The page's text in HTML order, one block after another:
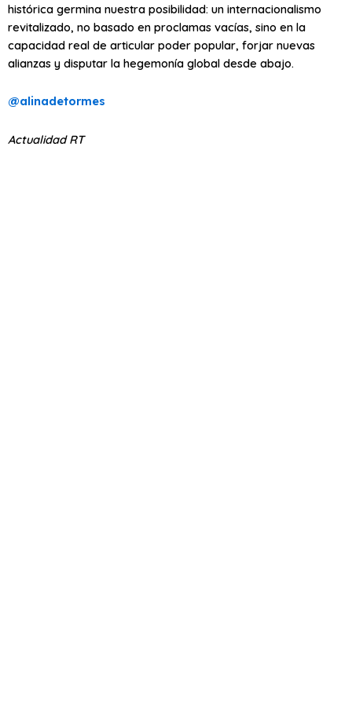
histórica germina nuestra posibilidad: un internacionalismo
revitalizado, no basado en proclamas vacías, sino en la
capacidad real de articular poder popular, forjar nuevas
alianzas y disputar la hegemonía global desde abajo.
@alinadetormes
Actualidad RT